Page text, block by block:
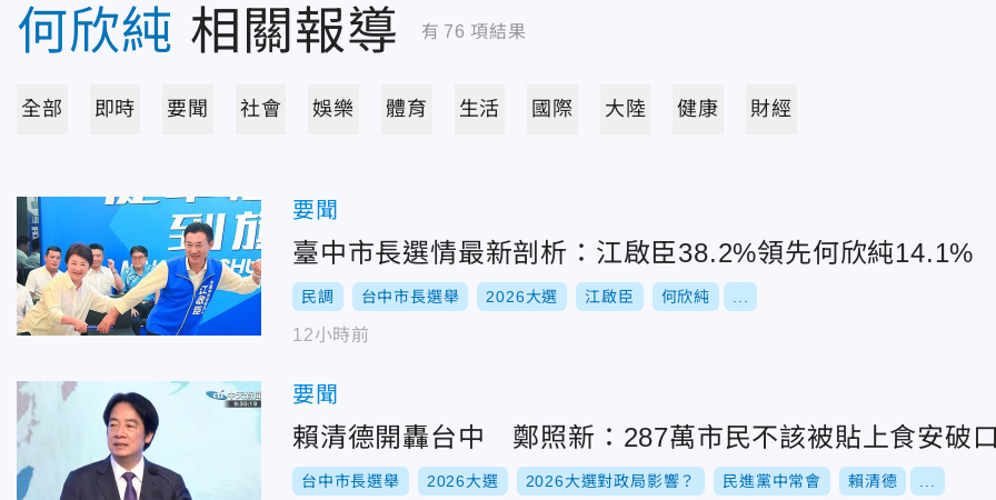
何欣純 相關報導 有 76 項結果
全部 即時 要聞 社會 娛樂 體育 生活 國際 大陸 健康 財經
要聞
臺中市長選情最新剖析：江啟臣38.2%領先何欣純
民調 台中市長選舉 2026大選 江啟臣 何欣純
12小時前
要聞
賴清德開轟台中 鄭照新：287萬市民不該被貼上食安破口
台中市長選舉 2026大選 2026大選對政局影響？ 民進黨中常會 賴清德